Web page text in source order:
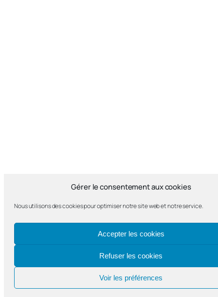
Gérer le consentement aux cookies
Nous utilisons des cookies pour optimiser notre site web et notre service.
Accepter les cookies
Refuser les cookies
Voir les préférences